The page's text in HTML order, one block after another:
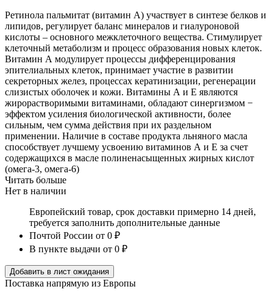
Ретинола пальмитат (витамин А) участвует в синтезе белков и
липидов, регулирует баланс минералов и гиалуроновой
кислоты – основного межклеточного вещества. Стимулирует
клеточный метаболизм и процесс образования новых клеток.
Витамин А модулирует процессы дифференцирования
эпителиальных клеток, принимает участие в развитии
секреторных желез, процессах кератинизации, регенерации
слизистых оболочек и кожи. Витамины А и Е являются
жирорастворимыми витаминами, обладают синергизмом −
эффектом усиления биологической активности, более
сильным, чем сумма действия при их раздельном
применении. Наличие в составе продукта льняного масла
способствует лучшему усвоению витаминов А и Е за счет
содержащихся в масле полиненасыщенных жирных кислот
(омега-3, омега-6)
Читать больше
Нет в наличии
Европейский товар, срок доставки примерно 14 дней,
требуется заполнить дополнительные данные
Почтой России от 0 ₽
В пункте выдачи от 0 ₽
Добавить в лист ожидания
Поставка напрямую из Европы